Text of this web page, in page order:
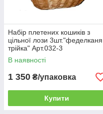
Набір плетених кошиків з
цільної лози 3шт."феделканя
трійка" Арт.032-3
В наявності
1 350 ₴/упаковка
Купити